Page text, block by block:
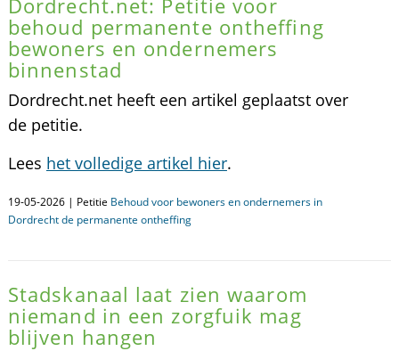
Dordrecht.net: Petitie voor
behoud permanente ontheffing
bewoners en ondernemers
binnenstad
Dordrecht.net heeft een artikel geplaatst over
de petitie.
Lees het volledige artikel hier.
19-05-2026 | Petitie Behoud voor bewoners en ondernemers in
Dordrecht de permanente ontheffing
Stadskanaal laat zien waarom
niemand in een zorgfuik mag
blijven hangen